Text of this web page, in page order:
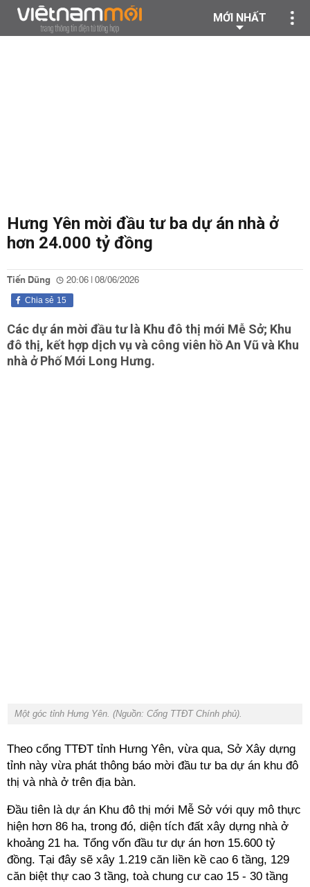
MỚI NHẤT
Hưng Yên mời đầu tư ba dự án nhà ở
hơn 24.000 tỷ đồng
Tiến Dũng 20:06 | 08/06/2026
15
Chia sẻ
Các dự án mời đầu tư là Khu đô thị mới Mễ Sở; Khu
đô thị, kết hợp dịch vụ và công viên hồ An Vũ và Khu
nhà ở Phố Mới Long Hưng.
Một góc tỉnh Hưng Yên. (Nguồn: Cổng TTĐT Chính phủ).
Theo cổng TTĐT tỉnh Hưng Yên, vừa qua, Sở Xây dựng
tỉnh này vừa phát thông báo mời đầu tư ba dự án khu đô
thị và nhà ở trên địa bàn.
Đầu tiên là dự án Khu đô thị mới Mễ Sở với quy mô thực
hiện hơn 86 ha, trong đó, diện tích đất xây dựng nhà ở
khoảng 21 ha. Tổng vốn đầu tư dự án hơn 15.600 tỷ
đồng. Tại đây sẽ xây 1.219 căn liền kề cao 6 tầng, 129
căn biệt thự cao 3 tầng, toà chung cư cao 15 - 30 tầng